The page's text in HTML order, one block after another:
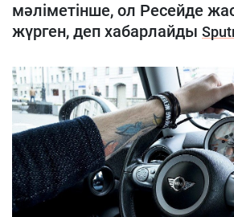
мәліметінше, ол Ресейде
жүрген, деп хабарлайды